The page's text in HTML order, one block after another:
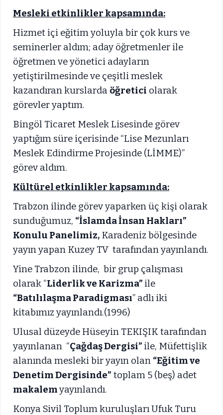
Mesleki etkinlikler kapsamında:
Hizmet içi eğitim yoluyla bir çok kurs ve
seminerler aldım; aday öğretmenler ile
öğretmen ve yönetici adayların
yetiştirilmesinde ve çeşitli meslek
kazandıran kurslarda öğretici olarak
görevler yaptım.
Bingöl Ticaret Meslek Lisesinde görev
yaptığım süre içerisinde “Lise Mezunları
Meslek Edindirme Projesinde (LİMME)”
görev aldım.
Kültürel etkinlikler kapsamında:
Trabzon ilinde görev yaparken üç kişi olarak
sunduğumuz, “İslamda İnsan Hakları”
Konulu Panelimiz, Karadeniz bölgesinde
yayın yapan Kuzey TV tarafından yayınlandı.
Yine Trabzon ilinde, bir grup çalışması
olarak “Liderlik ve Karizma” ile
“Batılılaşma Paradigması” adlı iki
kitabımız yayınlandı.(1996)
Ulusal düzeyde Hüseyin TEKIŞIK tarafından
yayınlanan “Çağdaş Dergisi” ile, Müfettişlik
alanında mesleki bir yayın olan “Eğitim ve
Denetim Dergisinde” toplam 5 (beş) adet
makalemyayınlandı.
Konya Sivil Toplum kuruluşları Ufuk Turu